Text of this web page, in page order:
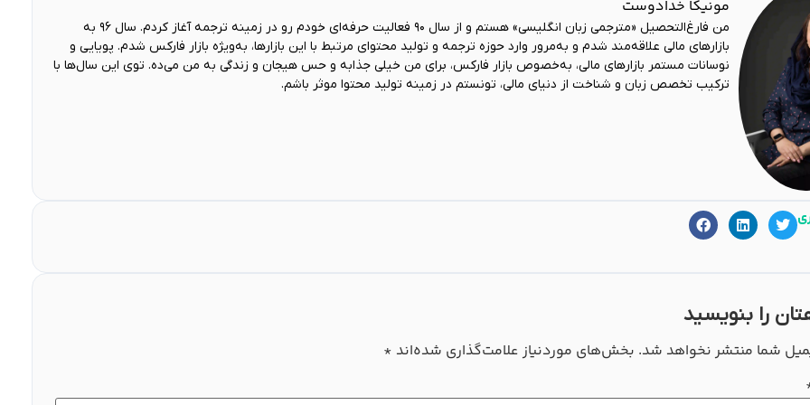
مونیکا خدادوست
من فارغ‌التحصیل «مترجمی زبان انگلیسی» هستم و از سال ۹۰ فعالیت حرفه‌ای خودم رو در زمینه ترجمه آغاز کردم. سال ۹۶ به
بازارهای مالی علاقه‌مند شدم و به‌مرور وارد حوزه ترجمه و تولید محتوای مرتبط با این بازارها، به‌ویژه بازار فارکس شدم. پویایی و
نوسانات مستمر بازارهای مالی، به‌خصوص بازار فارکس، برای من خیلی جذابه و حس هیجان و زندگی به من می‌ده. توی این سال‌ها با
ترکیب تخصص زبان و شناخت از دنیای مالی، تونستم در زمینه تولید محتوا موثر باشم.
را بنویسید
شما منتشر نخواهد شد. بخش‌های موردنیاز علامت‌گذاری شده‌اند *